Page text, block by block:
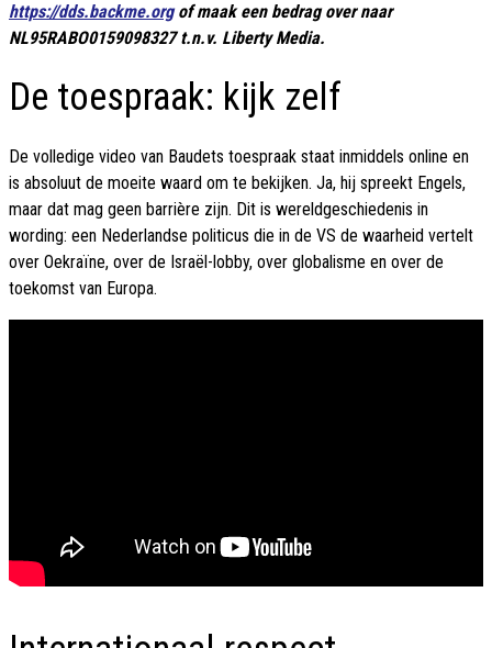
https://dds.backme.orgof maak een bedrag over naar
NL95RABO0159098327 t.n.v. Liberty Media.
De toespraak: kijk zelf
De volledige video van Baudets toespraak staat inmiddels online en
is absoluut de moeite waard om te bekijken. Ja, hij spreekt Engels,
maar dat mag geen barrière zijn. Dit is wereldgeschiedenis in
wording: een Nederlandse politicus die in de VS de waarheid vertelt
over Oekraïne, over de Israël-lobby, over globalisme en over de
toekomst van Europa.